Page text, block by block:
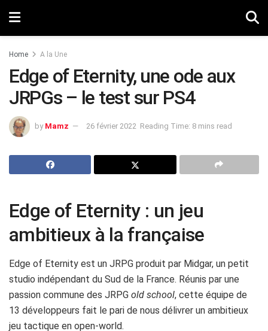
Home A la Une
Edge of Eternity, une ode aux
JRPGs – le test sur PS4
by Mamz 26 février 2022 Reading Time: 8 mins read
Edge of Eternity : un jeu
ambitieux à la française
Edge of Eternity est un JRPG produit par Midgar, un petit
studio indépendant du Sud de la France. Réunis par une
passion commune des JRPG old school, cette équipe de
13 développeurs fait le pari de nous délivrer un ambitieux
jeu tactique en open-world.